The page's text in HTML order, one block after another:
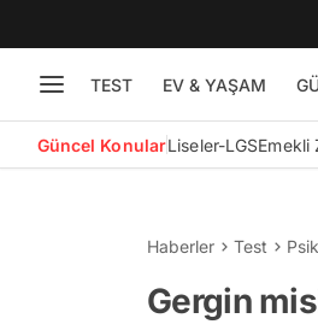
TEST EV & YAŞAM
Güncel KonularLiseler-LGSEmekli
Haberler Test
Gergin